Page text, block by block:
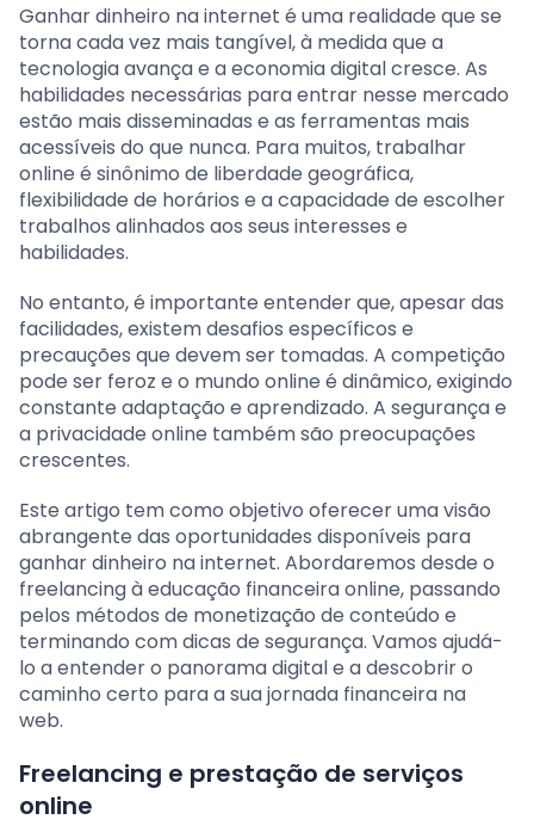
Ganhar dinheiro na internet é uma realidade que se
torna cada vez mais tangível, à medida que a
tecnologia avança e a economia digital cresce. As
habilidades necessárias para entrar nesse mercado
estão mais disseminadas e as ferramentas mais
acessíveis do que nunca. Para muitos, trabalhar
online é sinônimo de liberdade geográfica,
flexibilidade de horários e a capacidade de escolher
trabalhos alinhados aos seus interesses e
habilidades.
No entanto, é importante entender que, apesar das
facilidades, existem desafios específicos e
precauções que devem ser tomadas. A competição
pode ser feroz e o mundo online é dinâmico, exigindo
constante adaptação e aprendizado. A segurança e
a privacidade online também são preocupações
crescentes.
Este artigo tem como objetivo oferecer uma visão
abrangente das oportunidades disponíveis para
ganhar dinheiro na internet. Abordaremos desde o
freelancing à educação financeira online, passando
pelos métodos de monetização de conteúdo e
terminando com dicas de segurança. Vamos ajudá-
lo a entender o panorama digital e a descobrir o
caminho certo para a sua jornada financeira na
web.
Freelancing e prestação de serviços
online